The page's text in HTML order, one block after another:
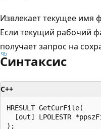
Извлекает текущее имя
Если текущий рабочий
получает запрос на
Синтаксис
C++
HRESULT GetCurFile(
[out] LPOLESTR